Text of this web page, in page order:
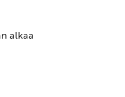
alkaa